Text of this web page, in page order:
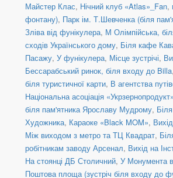
Майстер Клас, Нічний клуб «Atlas»_Fan,
фонтану), Парк ім. Т.Шевченка (біля
Зліва від фунікулера, М Олімпійська,
сходів Українського дому, Біля кафе
Пасажу, У фунікулера, Місце зустрічі,
Бессарабський ринок, біля входу до Billa,
біля туристичної карти, В агентства
Національна асоціація «Укрзернопродукт»
біля пам'ятника Ярославу Мудрому,
Художника, Караоке «Black MOM»,
Між виходом з метро та ТЦ Квадрат,
робітникам заводу Арсенал, Вихід на
На стоянці ДБ Столичний, У Монумента
Поштова площа (зустріч біля входу до